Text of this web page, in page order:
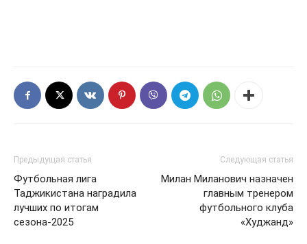
Предыдущая статья
Футбольная лига
Таджикистана наградила
лучших по итогам
сезона-2025
Следующая статья
Милан Миланович назначен
главным тренером
футбольного клуба
«Худжанд»